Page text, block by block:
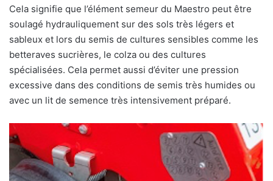
Cela signifie que l’élément semeur du Maestro peut être
soulagé hydrauliquement sur des sols très légers et
sableux et lors du semis de cultures sensibles comme les
betteraves sucrières, le colza ou des cultures
spécialisées. Cela permet aussi d’éviter une pression
excessive dans des conditions de semis très humides ou
avec un lit de semence très intensivement préparé.